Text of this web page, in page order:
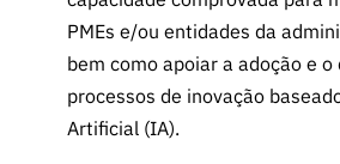
PMEs e/ou entidades da
bem como apoiar a adoção e
processos de inovação
Artificial (IA).